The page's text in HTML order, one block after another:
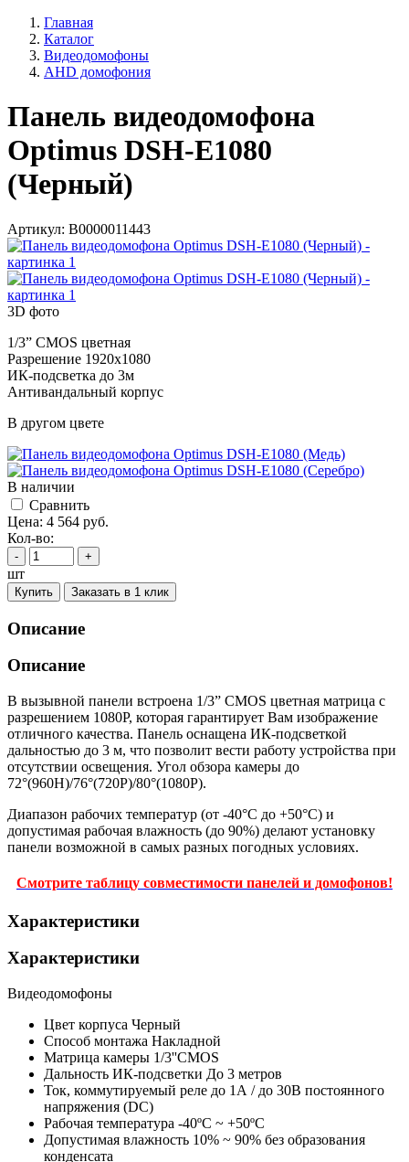
Главная
Каталог
Видеодомофоны
AHD домофония
Панель видеодомофона
Optimus DSH-E1080
(Черный)
Артикул: В0000011443
3D фото
1/3” CMOS цветная
Разрешение 1920х1080
ИК-подсветка до 3м
Антивандальный корпус
В другом цвете
В наличии
Cравнить
Цена: 4 564 руб.
Кол-во:
- +
шт
Купить Заказать в 1 клик
Описание
Описание
В вызывной панели встроена 1/3” CMOS цветная матрица с
разрешением 1080Р, которая гарантирует Вам изображение
отличного качества. Панель оснащена ИК-подсветкой
дальностью до 3 м, что позволит вести работу устройства при
отсутствии освещения. Угол обзора камеры до
72°(960H)/76°(720P)/80°(1080P).
Диапазон рабочих температур (от -40°С до +50°С) и
допустимая рабочая влажность (до 90%) делают установку
панели возможной в самых разных погодных условиях.
Смотрите таблицу совместимости панелей и домофонов!
Характеристики
Характеристики
Видеодомофоны
Цвет корпуса Черный
Способ монтажа Накладной
Матрица камеры 1/3''CMOS
Дальность ИК-подсветки До 3 метров
Ток, коммутируемый реле до 1А / до 30В постоянного
напряжения (DC)
Рабочая температура -40ºС ~ +50ºС
Допустимая влажность 10% ~ 90% без образования
конденсата